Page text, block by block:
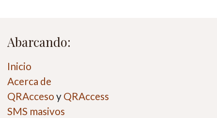
Abarcando:
Inicio
Acerca de
QRAcceso y QRAccess
SMS masivos